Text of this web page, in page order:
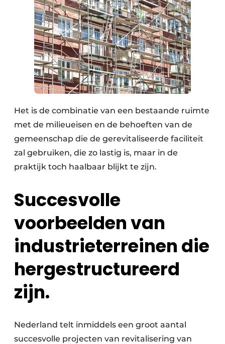
Het is de combinatie van een bestaande ruimte
met de milieueisen en de behoeften van de
gemeenschap die de gerevitaliseerde faciliteit
zal gebruiken, die zo lastig is, maar in de
praktijk toch haalbaar blijkt te zijn.
Succesvolle
voorbeelden van
industrieterreinen die
hergestructureerd
zijn.
Nederland telt inmiddels een groot aantal
succesvolle projecten van revitalisering van